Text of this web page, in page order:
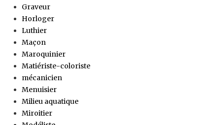
Graveur
Horloger
Luthier
Maçon
Maroquinier
Matiériste-coloriste
mécanicien
Menuisier
Milieu aquatique
Miroitier